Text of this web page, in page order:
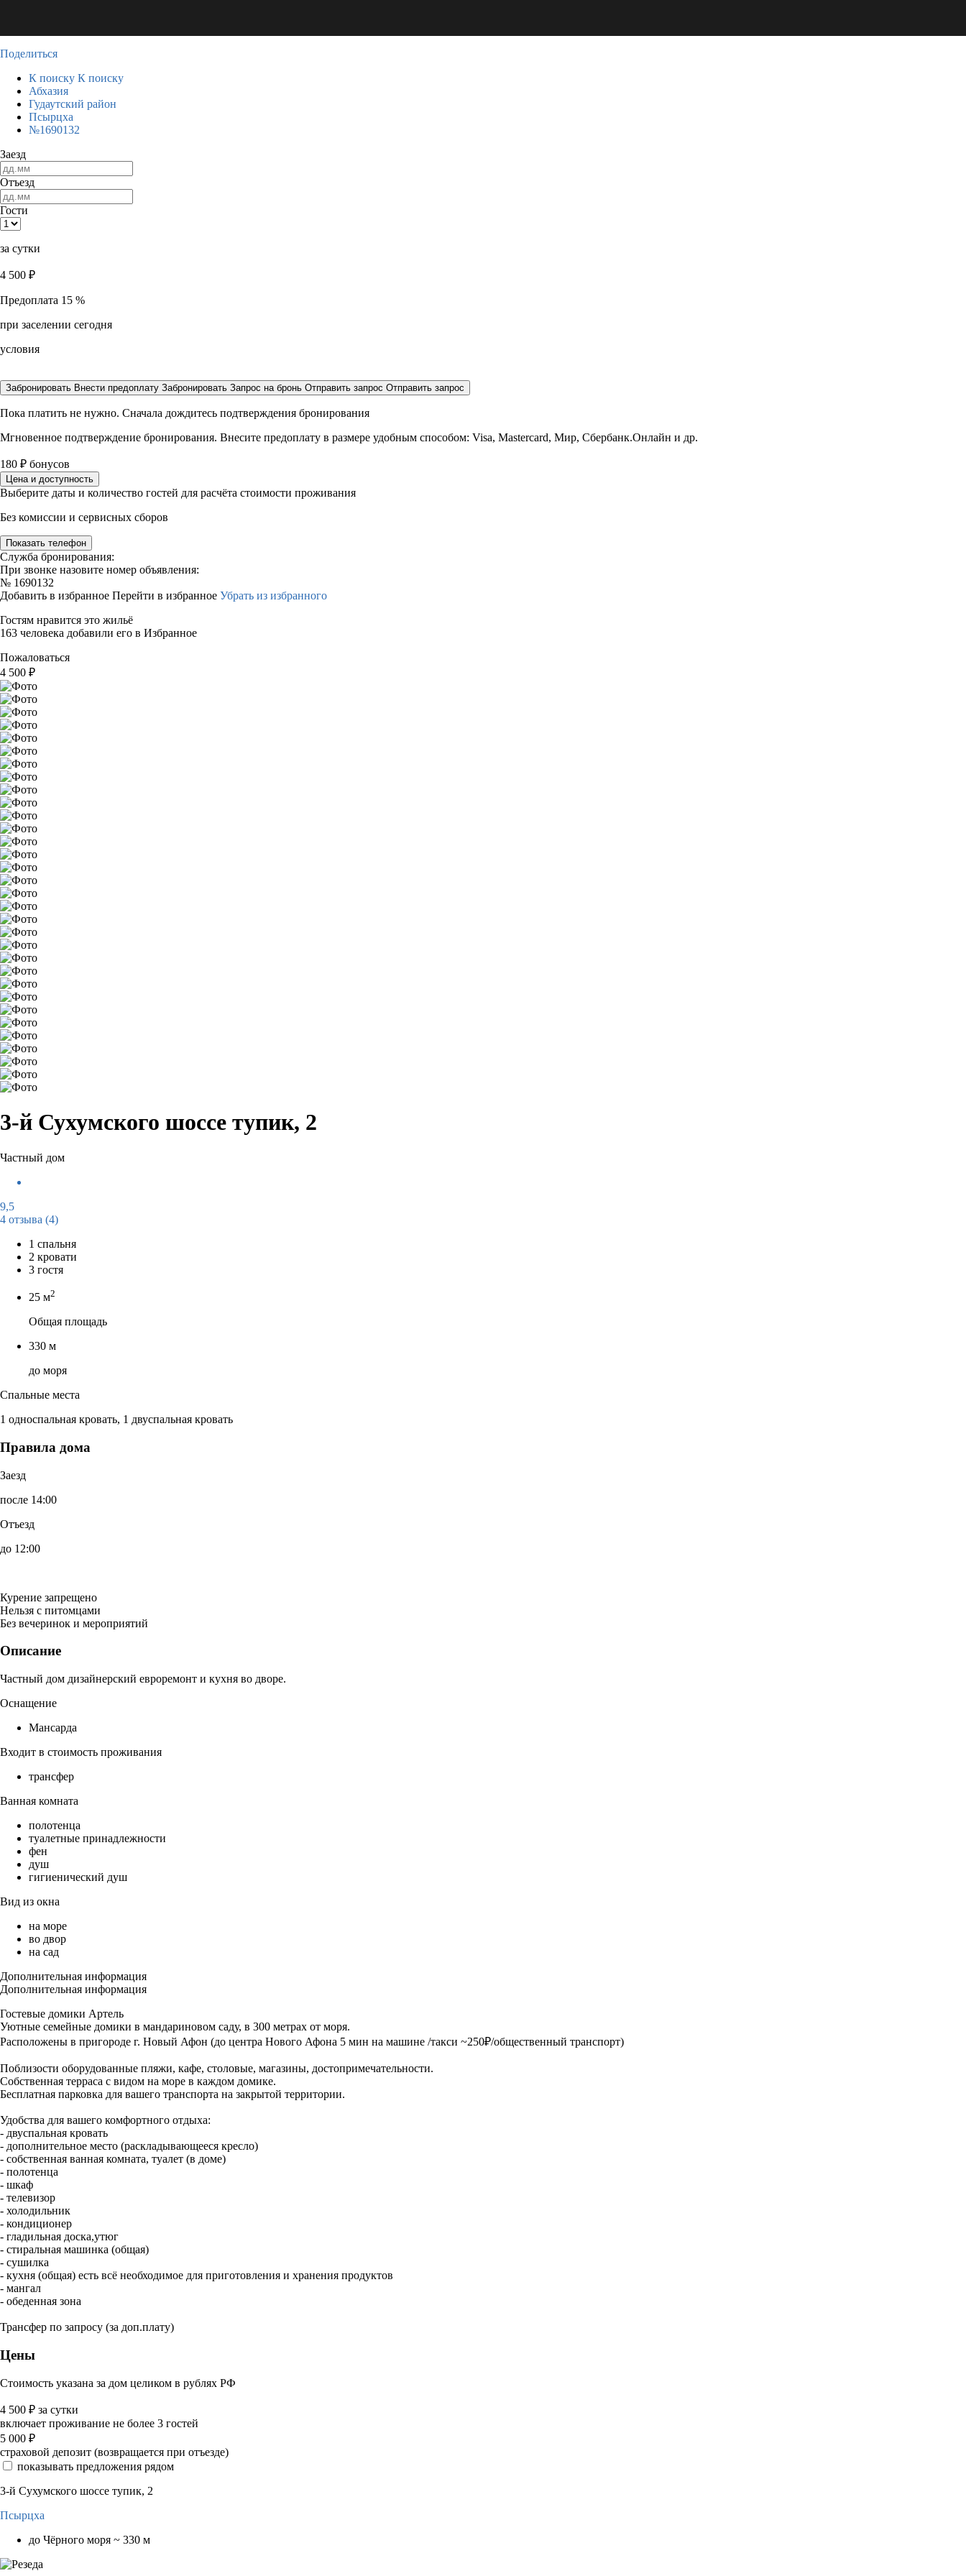
Поделиться
К поиску К поиску
Абхазия
Гудаутский район
Псырцха
№1690132
Заезд
Отъезд
Гости
за сутки
4 500 ₽
Предоплата 15 %
при заселении сегодня
условия
Забронировать Внести предоплату Забронировать Запрос на бронь Отправить запрос Отправить запрос
Пока платить не нужно. Сначала дождитесь подтверждения бронирования
Мгновенное подтверждение бронирования. Внесите предоплату в размере удобным способом: Visa, Mastercard, Мир, Сбербанк.Онлайн и др.
180 ₽ бонусов
Цена и доступность
Выберите даты и количество гостей для расчёта стоимости проживания
Без комиссии и сервисных сборов
Показать телефон
Служба бронирования:
При звонке назовите номер объявления:
№ 1690132
Добавить в избранное Перейти в избранное Убрать из избранного
Гостям нравится это жильё
163 человека добавили его в Избранное
Пожаловаться
4 500 ₽
3-й Сухумского шоссе тупик, 2
Частный дом
9,5
4 отзыва (4)
1 спальня
2 кровати
3 гостя
25 м2
Общая площадь
330 м
до моря
Спальные места
1 односпальная кровать, 1 двуспальная кровать
Правила дома
Заезд
после 14:00
Отъезд
до 12:00
Курение запрещено
Нельзя с питомцами
Без вечеринок и мероприятий
Описание
Частный дом дизайнерский евроремонт и кухня во дворе.
Оснащение
Мансарда
Входит в стоимость проживания
трансфер
Ванная комната
полотенца
туалетные принадлежности
фен
душ
гигиенический душ
Вид из окна
на море
во двор
на сад
Дополнительная информация
Дополнительная информация
Гостевые домики Артель
Уютные семейные домики в мандариновом саду, в 300 метрах от моря.
Расположены в пригороде г. Новый Афон (до центра Нового Афона 5 мин на машине /такси ~250₽/общественный транспорт)
Поблизости оборудованные пляжи, кафе, столовые, магазины, достопримечательности.
Собственная терраса с видом на море в каждом домике.
Бесплатная парковка для вашего транспорта на закрытой территории.
Удобства для вашего комфортного отдыха:
- двуспальная кровать
- дополнительное место (раскладывающееся кресло)
- собственная ванная комната, туалет (в доме)
- полотенца
- шкаф
- телевизор
- холодильник
- кондиционер
- гладильная доска,утюг
- стиральная машинка (общая)
- сушилка
- кухня (общая) есть всё необходимое для приготовления и хранения продуктов
- мангал
- обеденная зона
Трансфер по запросу (за доп.плату)
Цены
Стоимость указана за дом целиком в рублях РФ
4 500 ₽ за сутки
включает проживание не более 3 гостей
5 000 ₽
страховой депозит (возвращается при отъезде)
показывать предложения рядом
3-й Сухумского шоссе тупик, 2
Псырцха
до Чёрного моря ~ 330 м